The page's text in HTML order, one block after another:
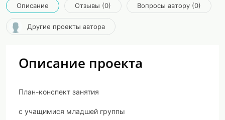
Описание Отзывы (0) Вопросы автору (0)
Другие проекты автора
Описание проекта
План-конспект занятия
с учащимися младшей группы